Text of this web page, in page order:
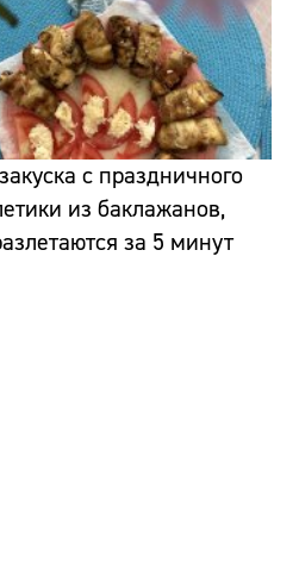
с праздничного
из баклажанов,
за 5 минут